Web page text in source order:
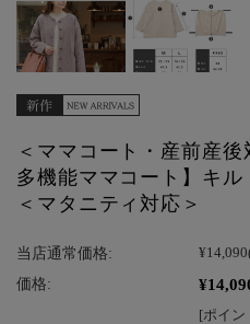
＜ママコート・産前産
多機能ママコート】キル
＜マタニティ対応＞
当店通常価格: ¥14,090
価格:
[ポイン